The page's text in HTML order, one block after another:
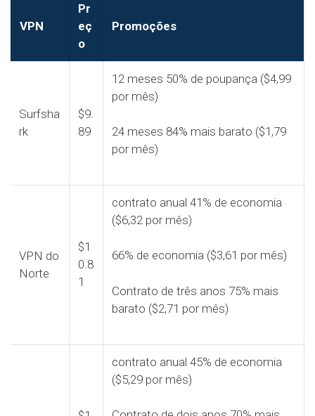
VPN
Pr
eç
o
Promoções
Surfsha
rk
$9.
89
12 meses 50% de poupança ($4,99
por mês)
24 meses 84% mais barato ($1,79
por mês)
VPN do
Norte
$1
0.8
1
contrato anual 41% de economia
($6,32 por mês)
66% de economia ($3,61 por mês)
Contrato de três anos 75% mais
barato ($2,71 por mês)
contrato anual 45% de economia
($5,29 por mês)